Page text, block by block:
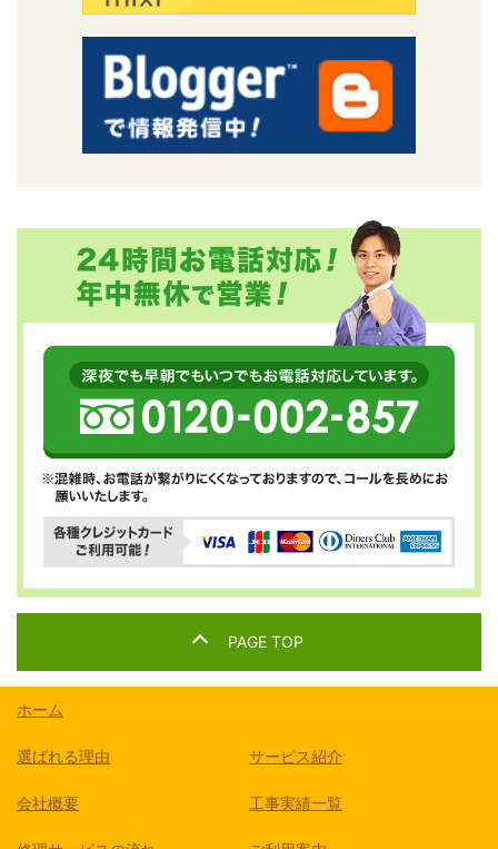
PAGE TOP
ホーム
選ばれる理由 サービス紹介
会社概要 工事実績一覧